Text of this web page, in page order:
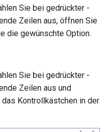
Sie bei gedrückter -
Zeilen aus, öffnen Sie
die gewünschte Option.
Sie bei gedrückter -
Zeilen aus und
Kontrollkästchen in der